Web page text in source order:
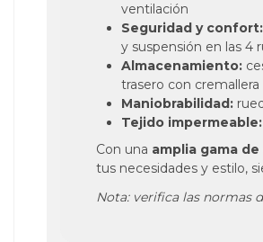
ventilación
Seguridad y confort:
y suspensión en las 4
Almacenamiento:
trasero con cremallera
Maniobrabilidad:
Tejido impermeable:
Con una amplia gama
tus necesidades y estilo,
Nota: verifica las normas